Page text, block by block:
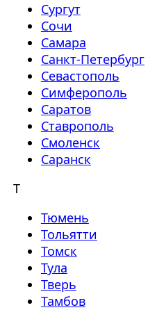
Сургут
Сочи
Самара
Санкт-Петербург
Севастополь
Симферополь
Саратов
Ставрополь
Смоленск
Саранск
Т
Тюмень
Тольятти
Томск
Тула
Тверь
Тамбов